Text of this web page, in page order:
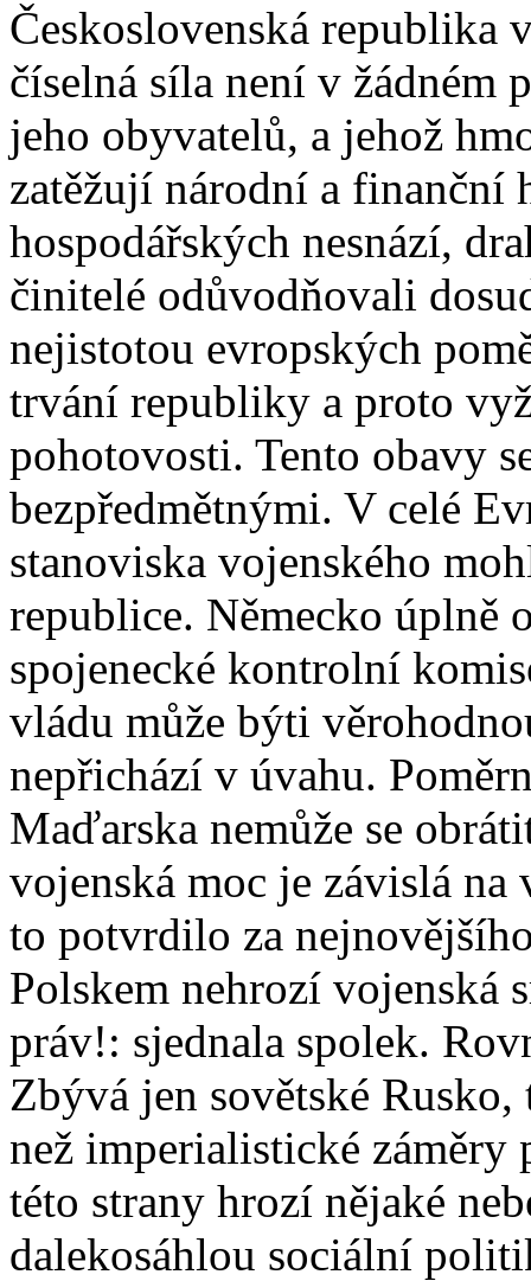
Československá republika
číselná síla není v žádném
jeho obyvatelů, a jehož
zatěžují národní a finanční
hospodářských nesnází,
činitelé odůvodňovali
nejistotou evropských
trvání republiky a proto
pohotovosti. Tento obavy
bezpředmětnými. V celé
stanoviska vojenského
republice. Německo úplně
spojenecké kontrolní
vládu může býti
nepřichází v úvahu.
Maďarska nemůže se
vojenská moc je závislá
to potvrdilo za
Polskem nehrozí vojenská
práv!: sjednala spolek.
Zbývá jen sovětské
než imperialistické záměry
této strany hrozí nějaké
dalekosáhlou sociální